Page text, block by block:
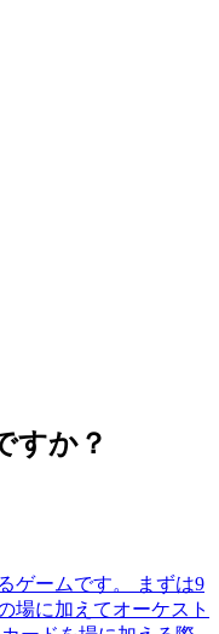
すか？
ゲームです。 まずは9
場に加えてオーケスト